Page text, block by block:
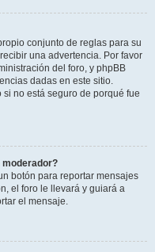
conjunto de reglas para su
una advertencia. Por favor
del foro, y phpBB
dadas en este sitio.
no está seguro de porqué fue
moderador?
botón para reportar mensajes
el foro le llevará y guiará a
el mensaje.